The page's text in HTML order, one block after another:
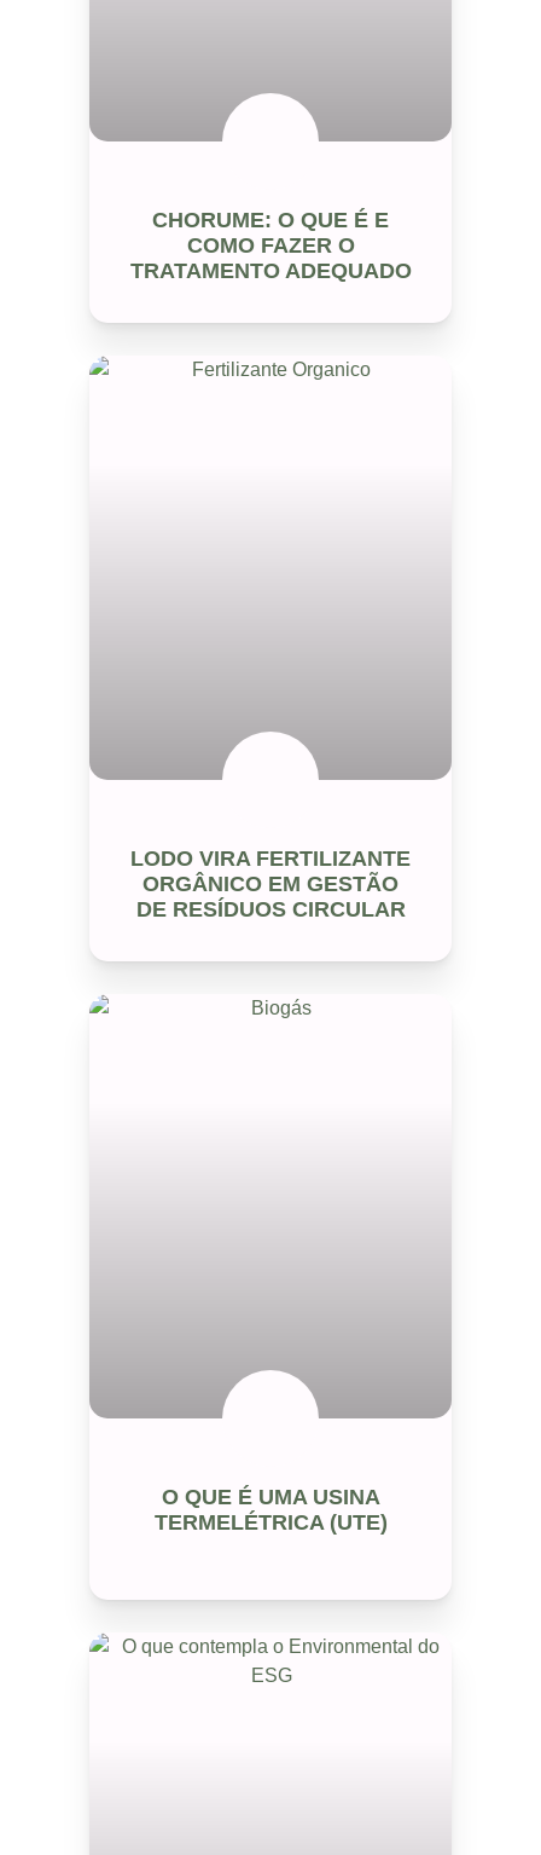
SEM CATEGORIA
CHORUME: O QUE É E
COMO FAZER O
TRATAMENTO ADEQUADO
SEM CATEGORIA
LODO VIRA FERTILIZANTE
ORGÂNICO EM GESTÃO
DE RESÍDUOS CIRCULAR
ENERGIA RENÓVAVEL
O QUE É UMA USINA
TERMELÉTRICA (UTE)